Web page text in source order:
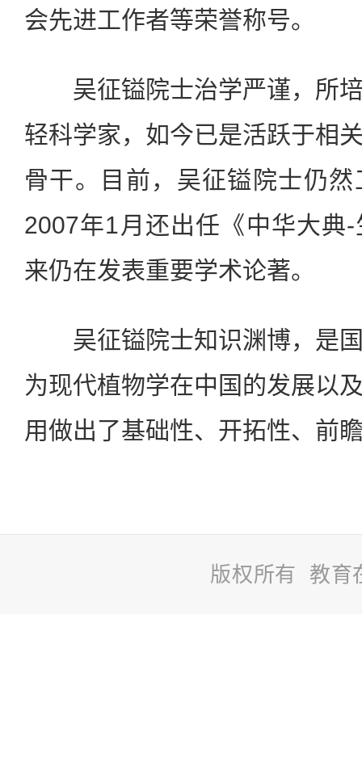
会先进工作者等荣誉称号。
吴征镒院士治学严谨，所培
轻科学家，如今已是活跃于相
骨干。目前，吴征镒院士仍
2007年1月还出任《中华大典
来仍在发表重要学术论著。
吴征镒院士知识渊博，是国
为现代植物学在中国的发展以
用做出了基础性、开拓性、前
版权所有 教育